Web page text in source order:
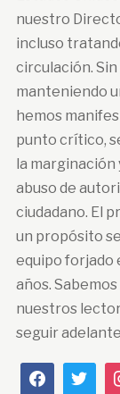
nuestro
incluso
circulación.
manteniendo
hemos
punto crítico,
la marginación
abuso de
ciudadano. El
un propósito
equipo forjado
años.
nuestros
seguir